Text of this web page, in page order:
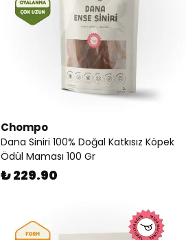
Chompo
Dana Siniri 100% Doğal Katkısız Köpek
Ödül Maması 100 Gr
₺ 229.90